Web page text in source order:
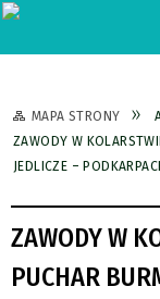
MAPA STRONY
ZAWODY W
JEDLICZE –
ZAWODY W
PUCHAR